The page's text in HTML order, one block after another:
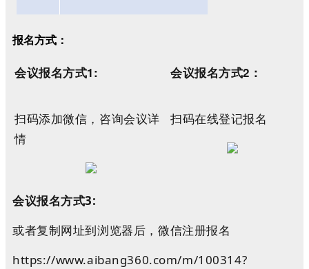
报名方式：
会议报名方式1: 会议报名方式2 ：
扫码添加微信，咨询会议详
情
扫码在线登记报名
会议报名方式3:
或者复制网址到浏览器后，微信注册报名
https://www.aibang360.com/m/100314?